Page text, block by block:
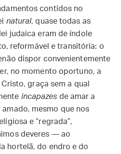
contidos no
natural, quase todas as
judaica eram de índole
reformável e transitória: o
dispor convenientemente
no momento oportuno, a
graça sem a qual
incapazes de amar a
amado, mesmo que nos
e “regrada”,
deveres — ao
hortelã, do endro e do